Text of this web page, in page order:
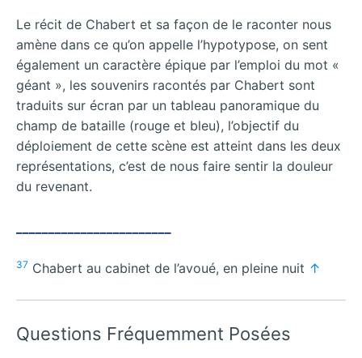
Le récit de Chabert et sa façon de le raconter nous
amène dans ce qu’on appelle l’hypotypose, on sent
également un caractère épique par l’emploi du mot «
géant », les souvenirs racontés par Chabert sont
traduits sur écran par un tableau panoramique du
champ de bataille (rouge et bleu), l’objectif du
déploiement de cette scène est atteint dans les deux
représentations, c’est de nous faire sentir la douleur
du revenant.
37 Chabert au cabinet de l’avoué, en pleine nuit ↑
Questions Fréquemment Posées